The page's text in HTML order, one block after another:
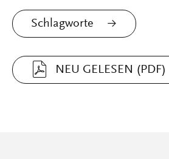
Schlagworte
NEU GELESEN (PDF)